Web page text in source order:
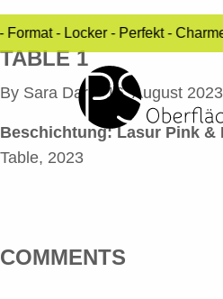
- Locker - Perfekt -
TABLE 1
By Sara Dari•16. August 2023
Beschichtung: Lasur Pink &
Table, 2023
COMMENTS